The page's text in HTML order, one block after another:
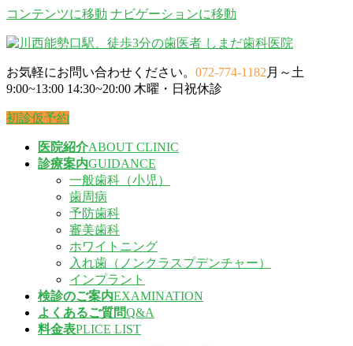
コンテンツに移動 ナビゲーションに移動
お気軽にお問い合わせください。 072-774-1182 月～土
9:00~13:00 14:30~20:00 木曜・日祝休診
初診仮予約
医院紹介ABOUT CLINIC
診療案内GUIDANCE
一般歯科（小児）
歯周病
予防歯科
審美歯科
ホワイトニング
入れ歯（ノンクラスプデンチャー）
インプラント
検診のご案内EXAMINATION
よくあるご質問Q&A
料金表PLICE LIST